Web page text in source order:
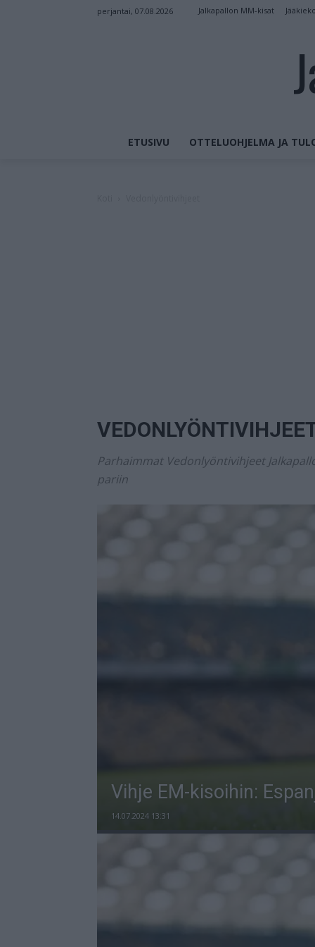
perjantai, 07.08.2026 Jalkapallon MM-kisat
ETUSIVU OTTELUOHJELMA JA
Parhaimmat Vedonlyöntivihjeet
pariin
Vihje EM-kisoihin:
14.07.2024 13:31